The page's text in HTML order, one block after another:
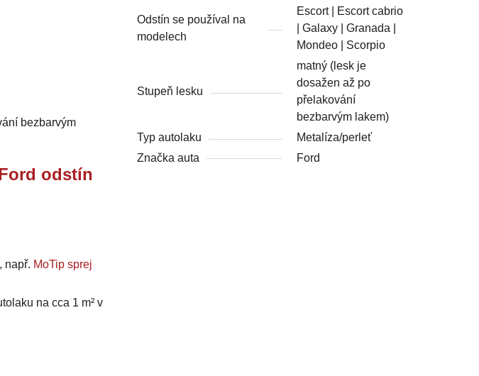
bezbarvým
odstín
např. MoTip sprej
na cca 1 m² v
Odstín se používal na
modelech
Escort | Escort cabrio
| Galaxy | Granada |
Mondeo | Scorpio
Stupeň lesku
matný (lesk je
dosažen až po
přelakování
bezbarvým lakem)
Typ autolaku
Metalíza/perleť
Značka auta
Ford